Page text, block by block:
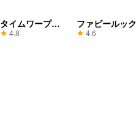
タイムワープス
キャン
4.8
ファビールック
4.6